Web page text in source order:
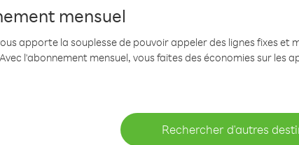
mensuel
apporte la souplesse de pouvoir appeler des lignes fixes
l'abonnement mensuel, vous faites des économies sur les
Rechercher d'autres